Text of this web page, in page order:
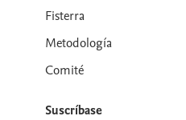
Fisterra
Metodología
Comité
Suscríbase